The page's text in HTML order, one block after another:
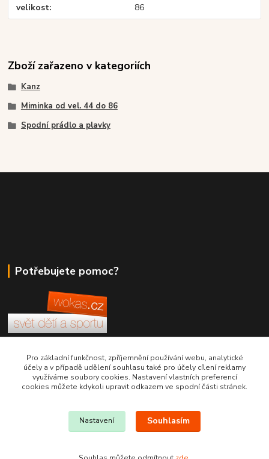
velikost 86
Zboží zařazeno v kategoriích
Kanz
Miminka od vel. 44 do 86
Spodní prádlo a plavky
Potřebujete pomoc?
+420 380 830 198
wokas.online@yahoo.cz
Pro základní funkčnost, zpříjemnění používání webu, analytické
účely a v případě udělení souhlasu také pro účely cílení reklamy
využíváme soubory cookies. Nastavení vlastních preferencí
cookies můžete kdykoli upravit odkazem ve spodní části stránek.
Nastavení Souhlasím